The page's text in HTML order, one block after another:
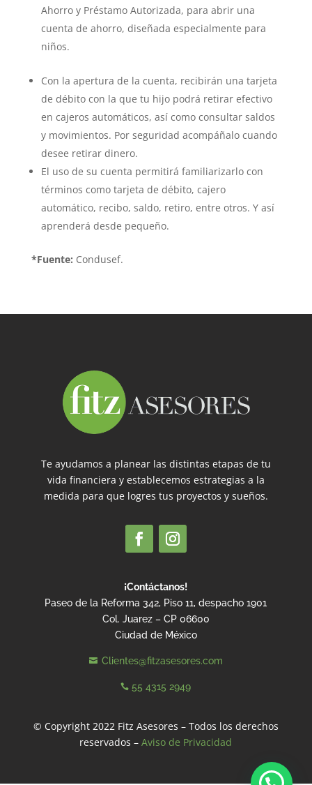
Ahorro y Préstamo Autorizada, para abrir una
cuenta de ahorro, diseñada especialmente para
niños.
Con la apertura de la cuenta, recibirán una tarjeta
de débito con la que tu hijo podrá retirar efectivo
en cajeros automáticos, así como consultar saldos
y movimientos. Por seguridad acompáñalo cuando
desee retirar dinero.
El uso de su cuenta permitirá familiarizarlo con
términos como tarjeta de débito, cajero
automático, recibo, saldo, retiro, entre otros. Y así
aprenderá desde pequeño.
*Fuente: Condusef.
Te ayudamos a planear las distintas etapas de tu
vida financiera y establecemos estrategias a la
medida para que logres tus proyectos y sueños.
¡Contáctanos!
Paseo de la Reforma 342, Piso 11, despacho 1901
Col. Juarez – CP 06600
Ciudad de México
 Clientes@fitzasesores.com
 55 4315 2949
© Copyright 2022 Fitz Asesores – Todos los derechos
reservados –Aviso de Privacidad